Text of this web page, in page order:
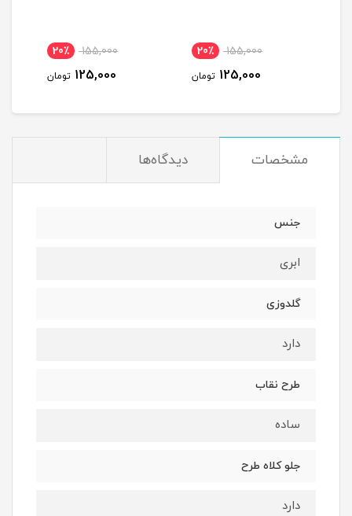
155,000 20٪
125,000 تومان
155,000 20٪
125,000 تومان
مشخصات دیدگاه‌ها
جنس
ابری
گلدوزی
دارد
طرح نقاب
ساده
جلو کلاه طرح
دارد